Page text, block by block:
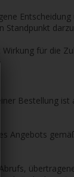
Entscheidung
Standpunkt
für die
Bestellung ist
Angebots